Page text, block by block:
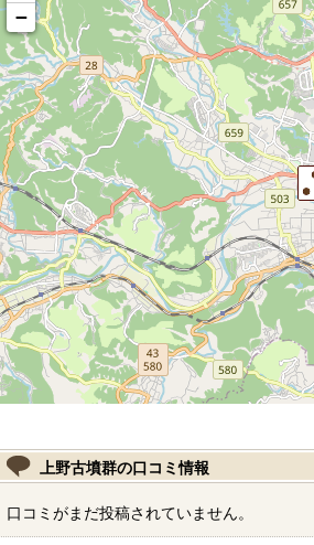
−
上野古墳群の口コミ情報
口コミがまだ投稿されていません。